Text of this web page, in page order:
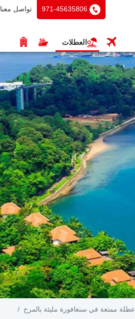
971-45635806 تواصل معنا
العطلات
عطلة ممتعة في سنغافورة مليئة بالمرح